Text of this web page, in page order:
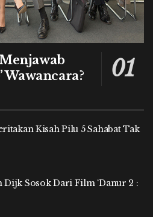
Wawancara?
Kisah Pilu 5 Sahabat Tak
Dijk Sosok Dari Film ‘Danur 2 :